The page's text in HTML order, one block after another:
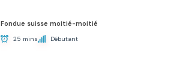
Fondue suisse moitié-moitié
25 mins Débutant